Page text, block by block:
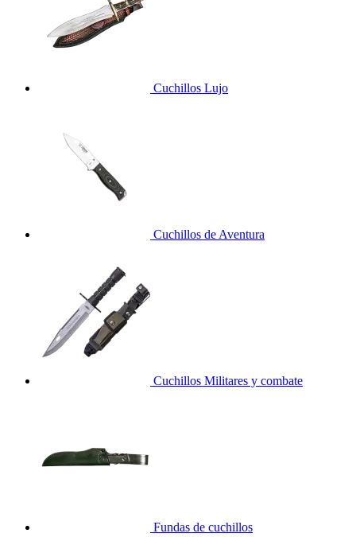
Cuchillos Lujo
Cuchillos de Aventura
Cuchillos Militares y combate
Fundas de cuchillos